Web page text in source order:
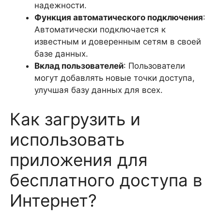
надежности.
Функция автоматического подключения:
Автоматически подключается к
известным и доверенным сетям в своей
базе данных.
Вклад пользователей: Пользователи
могут добавлять новые точки доступа,
улучшая базу данных для всех.
Как загрузить и
использовать
приложения для
бесплатного доступа в
Интернет?